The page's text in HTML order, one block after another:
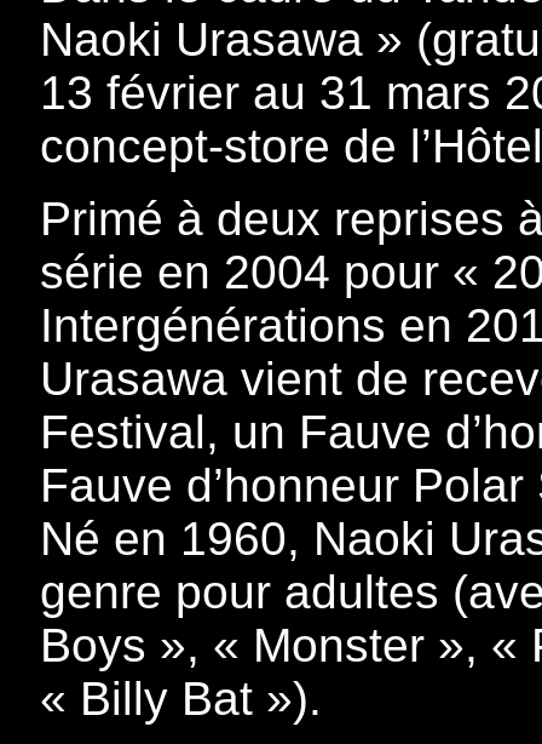
Naoki Urasawa »
13 février au 31 mars
concept-store de
Primé à deux reprises
série en 2004 pour «
Intergénérations en
Urasawa vient de
Festival, un Fauve
Fauve d’honneur Polar
Né en 1960, Naoki
genre pour adultes
Boys », « Monster », «
« Billy Bat »).